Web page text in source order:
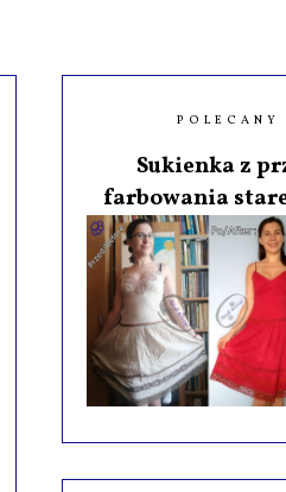
POLECANY
Sukienka z
farbowania